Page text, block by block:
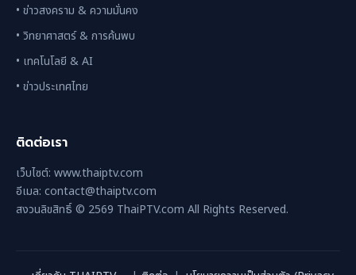
• ข่าวสงคราม & ความมั่นคง
• วิทยาศาสตร์ & การค้นพบ
• เทคโนโลยี & AI
• ข่าวประเทศไทย
ติดต่อเรา
เว็บไซต์: www.thaiptv.com
อีเมล: contact@thaiptv.com
สงวนลิขสิทธิ์ © 2569 ThaiPTV.com All Rights Reserved.